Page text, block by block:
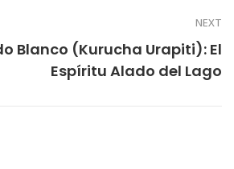
NEXT
Blanco (Kurucha Urapiti): El
Espíritu Alado del Lago